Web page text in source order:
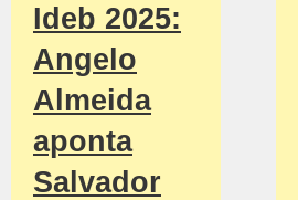
Ideb 2025:
Angelo
Almeida
aponta
Salvador